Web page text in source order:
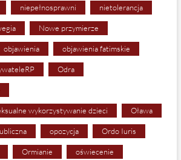
niepełnosprawni nietolerancja
Nowe przymierze
objawienia objawienia fatimskie
Odra
wykorzystywanie dzieci Oława
opozycja Ordo Iuris
Ormianie oświecenie